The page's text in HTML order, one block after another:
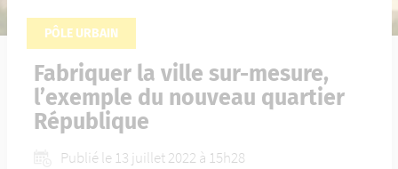
PÔLE URBAIN
Fabriquer la ville sur-mesure,
l’exemple du nouveau quartier
République
Publié le 13 juillet 2022 à 15h28